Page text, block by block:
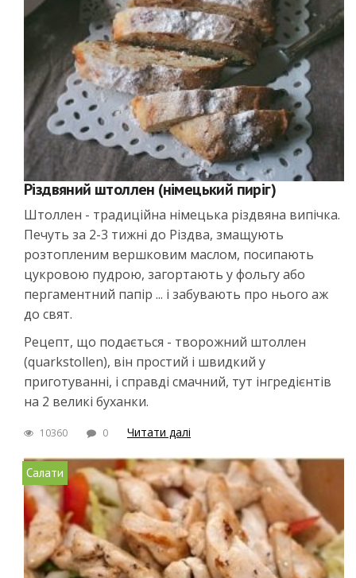
Різдвяний штоллен (німецький пиріг)
Штоллен - традиційна німецька різдвяна випічка.
Печуть за 2-3 тижні до Різдва, змащують
розтопленим вершковим маслом, посипають
цукровою пудрою, загортають у фольгу або
пергаментний папір ... і забувають про нього аж
до свят.
Рецепт, що подається - творожний штоллен
(quarkstollen), він простий і швидкий у
приготуванні, і справді смачний, тут інгредієнтів
на 2 великі буханки.
10360 0 Читати далі
Салати